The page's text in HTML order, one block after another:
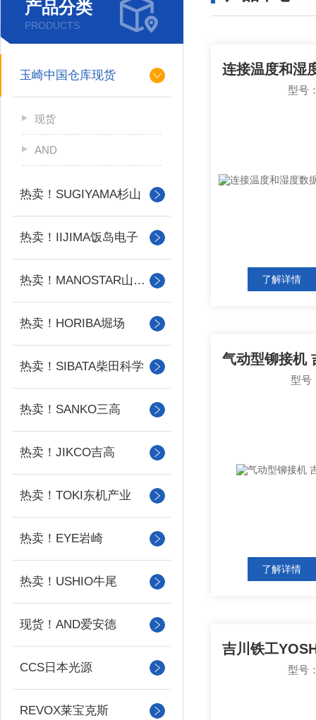
产品分类
PRODUCTS
玉崎中国仓库现货
现货
AND
热卖！SUGIYAMA杉山
热卖！IIJIMA饭岛电子
热卖！MANOSTAR山本电机
热卖！HORIBA堀场
热卖！SIBATA柴田科学
热卖！SANKO三高
热卖！JIKCO吉高
热卖！TOKI东机产业
热卖！EYE岩崎
热卖！USHIO牛尾
现货！AND爱安德
CCS日本光源
REVOX莱宝克斯
型号
了解详情
型号
了解详情
型号